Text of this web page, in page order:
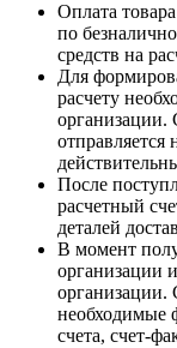
Оплата
по
средств на
Для
расчету
организации.
отправляется
После
расчетный
деталей
В момент
организации
организации.
необходимые
счета, счет-